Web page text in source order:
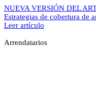
NUEVA VERSIÓN DEL
Estrategias de cobertura de
Leer artículo
Arrendatarios